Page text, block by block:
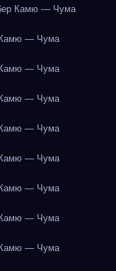
Камю — Чума
— Чума
— Чума
— Чума
— Чума
— Чума
— Чума
— Чума
— Чума